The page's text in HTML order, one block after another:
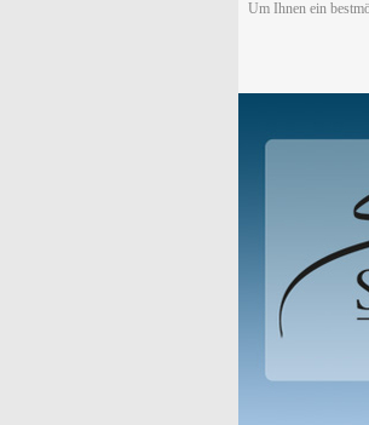
Um Ihnen ein